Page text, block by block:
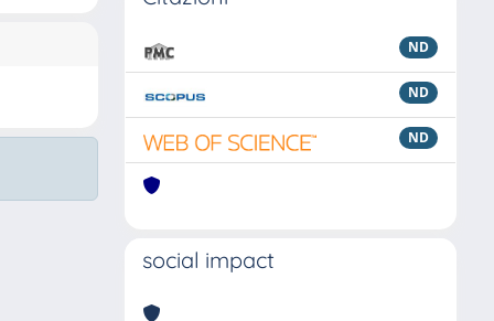
ND
ND
ND
social impact